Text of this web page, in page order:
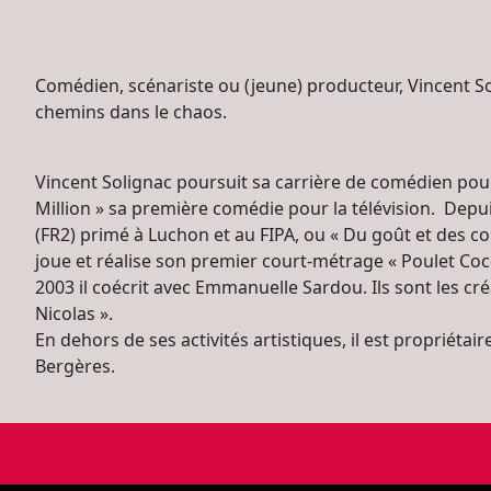
Comédien, scénariste ou (jeune) producteur, Vincent
chemins dans le chaos.
Vincent Solignac poursuit sa carrière de comédien
Million » sa première comédie pour la télévision.
(FR2) primé à Luchon et au FIPA, ou « Du goût et des
joue et réalise son premier court-métrage « Poulet
2003 il coécrit avec Emmanuelle Sardou. Ils sont les
Nicolas ».
En dehors de ses activités artistiques, il est
Bergères.